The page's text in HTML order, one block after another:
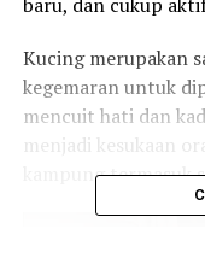
Kucing merupakan
kegemaran untuk
mencuit hati dan
menjadi kesukaan
kampung termasuk